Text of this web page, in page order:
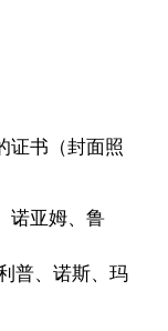
证书（封面照
诺亚姆、鲁
普、诺斯、玛